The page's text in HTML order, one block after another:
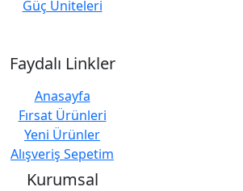
Güç Üniteleri
Faydalı Linkler
Anasayfa
Fırsat Ürünleri
Yeni Ürünler
Alışveriş Sepetim
Kurumsal